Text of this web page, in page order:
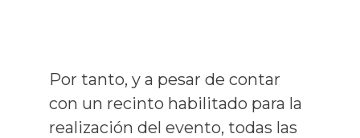
Por tanto, y a pesar de contar
con un recinto habilitado para la
realización del evento, todas las